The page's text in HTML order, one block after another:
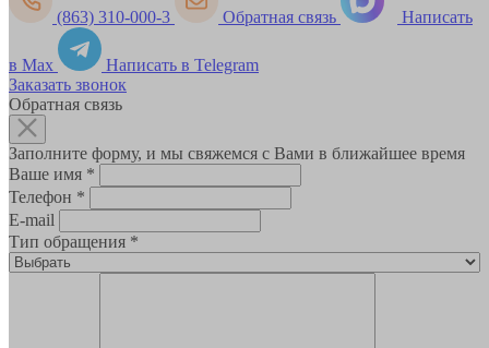
(863) 310-000-3 Обратная связь Написать
в Max
Написать в Telegram
Заказать звонок
Обратная связь
Заполните форму, и мы свяжемся с Вами в ближайшее время
Ваше имя *
Телефон *
E-mail
Тип обращения *